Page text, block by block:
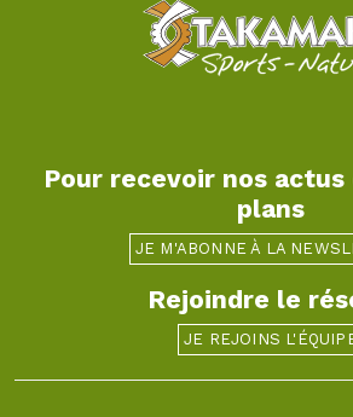
Pour recevoir nos actus
plans
JE M'ABONNE À LA
Rejoindre le
JE REJOINS